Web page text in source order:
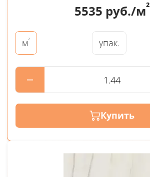
5535 руб./м²
м² упак.
Купить